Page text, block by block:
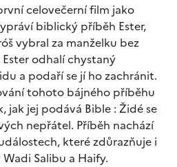
celovečerní film jako
biblický příběh Ester,
vybral za manželku bez
odhalí chystaný
a podaří se jí ho zachránit.
tohoto bájného příběhu
jak jej podává Bible : Židé se
nepřátel. Příběh nachází
které zdůrazňuje i
Salibu a Haify.